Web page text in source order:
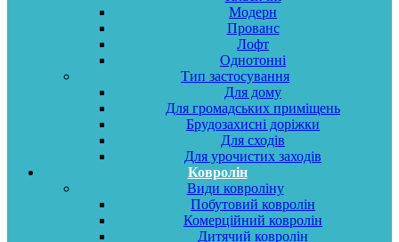
Модерн
Прованс
Лофт
Однотонні
Тип застосування
Для дому
Для громадських приміщень
Брудозахисні доріжки
Для сходів
Для урочистих заходів
Ковролін
Види ковроліну
Побутовий ковролін
Комерційний ковролін
Дитячий ковролін